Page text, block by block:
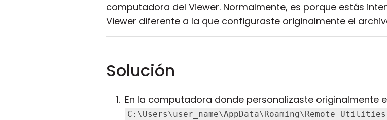
computadora del Viewer. Normalmente, es porque estás
Viewer diferente a la que configuraste originalmente el
Solución
En la computadora donde personalizaste originalmente
C:\Users\user_name\AppData\Roaming\Remote